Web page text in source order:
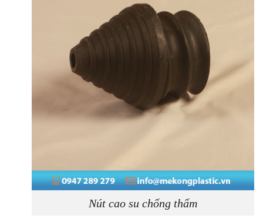
Nút cao su chống thấm